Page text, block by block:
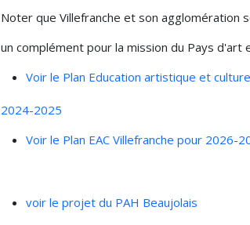
Noter que Villefranche et son
un complément pour la mission du Pays
Voir le Plan Education artistique et
2024-2025
Voir le Plan EAC Villefranche pour 2026-
voir le projet du PAH Beaujolais